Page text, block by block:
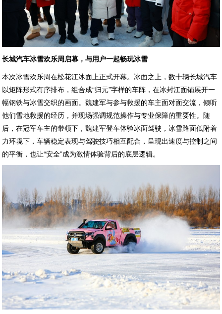
长城汽车冰雪欢乐周启幕 ，与用户一起畅玩冰雪
本次冰雪欢乐周在松花江冰面上正式开幕。冰面之上，数十辆长城汽车
以矩阵形式有序排布，组合成“归元”字样的车阵，在冰封江面铺展开一
幅钢铁与冰雪交织的画面。魏建军与参与救援的车主面对面交流，倾听
他们雪地救援的经历，并现场强调规范操作与专业保障的重要性。随
后，在冠军车主的带领下，魏建军登车体验冰面驾驶，冰雪路面低附着
力环境下，车辆稳定表现与驾驶技巧相互配合，呈现出速度与控制之间
的平衡，也让“安全”成为激情体验背后的底层逻辑。